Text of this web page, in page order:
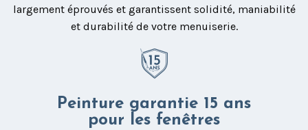
largement éprouvés et garantissent solidité, maniabilité
et durabilité de votre menuiserie.
Peinture garantie 15 ans
pour les fenêtres